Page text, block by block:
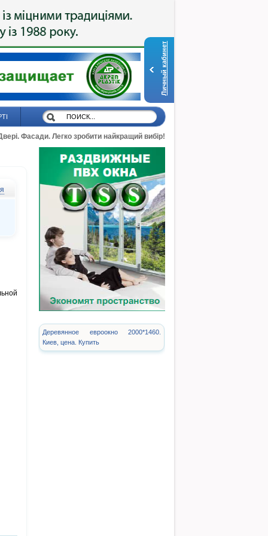
Личный кабинет
Фасади. Легко зробити найкращий вибір!
Деревянное евроокно 2000*1460.
Киев, цена. Купить